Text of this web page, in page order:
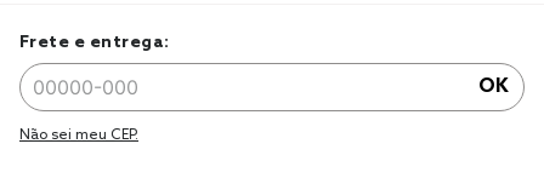
Frete e entrega:
OK
Não sei meu CEP.